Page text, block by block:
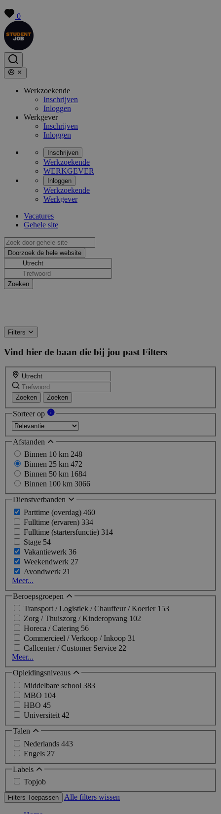
0
Werkzoekende
Inschrijven
Inloggen
Werkgever
Inschrijven
Inloggen
Inschrijven
Werkzoekende
WERKGEVER
Inloggen
Werkzoekende
Werkgever
Vacatures
Gehele site
Filters
Vind hier de baan die bij jou past Filters
Zoeken Zoeken
Sorteer op
Afstanden
Binnen 10 km 248
Binnen 25 km 472
Binnen 50 km 1684
Binnen 100 km 3066
Dienstverbanden
Parttime (overdag) 460
Fulltime (ervaren) 334
Fulltime (startersfunctie) 314
Stage 54
Vakantiewerk 36
Weekendwerk 27
Avondwerk 21
Meer...
Beroepsgroepen
Transport / Logistiek / Chauffeur / Koerier 153
Zorg / Thuiszorg / Kinderopvang 102
Horeca / Catering 56
Commercieel / Verkoop / Inkoop 31
Callcenter / Customer Service 22
Meer...
Opleidingsniveaus
Middelbare school 383
MBO 104
HBO 45
Universiteit 42
Talen
Nederlands 443
Engels 27
Labels
Topjob
Filters Toepassen Alle filters wissen